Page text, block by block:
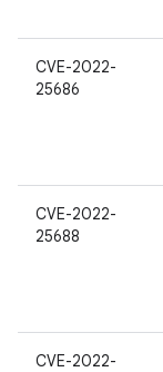
CVE-2022-
25686
CVE-2022-
25688
CVE-2022-